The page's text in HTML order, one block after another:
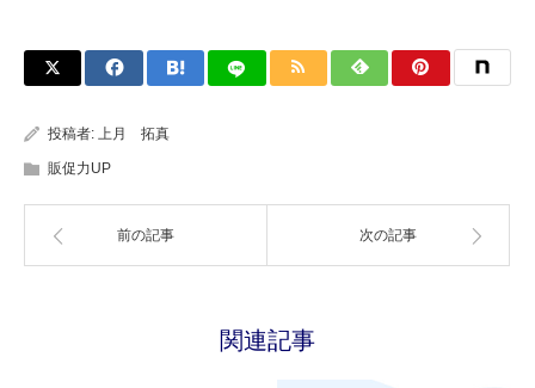
投稿者: 上月 拓真
販促力UP
前の記事 次の記事
関連記事